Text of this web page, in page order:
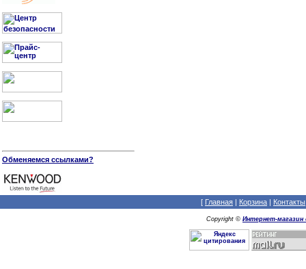
Обменяемся ссылками?
[ Главная | Корзина | Контакты
Copyright © Интернет-магазин